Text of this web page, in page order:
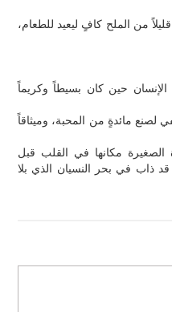
من الملح كافٍ ليعيد للطعام،
حين كان بسيطاً وكريماً
مائدةٍ من المحبة، وميثاقاً
الصغيرة مكانها في القلب قبل
ذاب في بحر النسيان الذي بلا